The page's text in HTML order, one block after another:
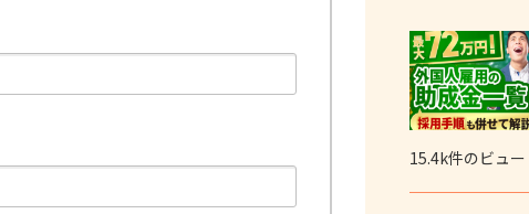
15.4k件のビュー